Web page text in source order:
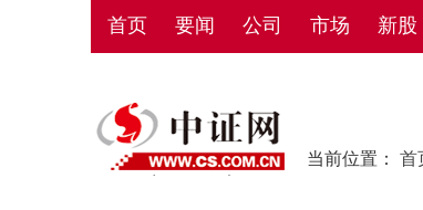
首页 要闻 公司 市场 新股
当前位置： 首